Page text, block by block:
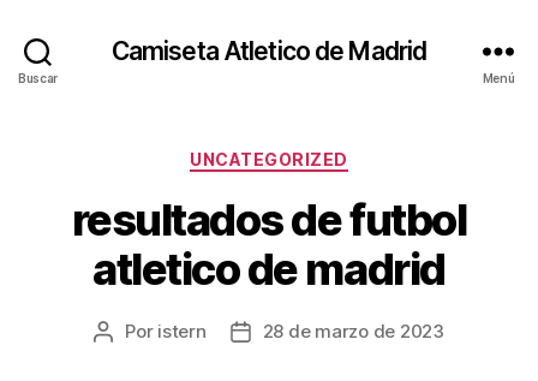
Buscar
Camiseta Atletico de Madrid
Menú
Categorías
UNCATEGORIZED
resultados de futbol
atletico de madrid
Autor
Por istern
Fecha28 de marzo de 2023